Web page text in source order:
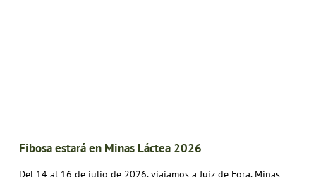
Fibosa estará en Minas Láctea 2026
Del 14 al 16 de julio de 2026, viajamos a Juiz de Fora, Minas